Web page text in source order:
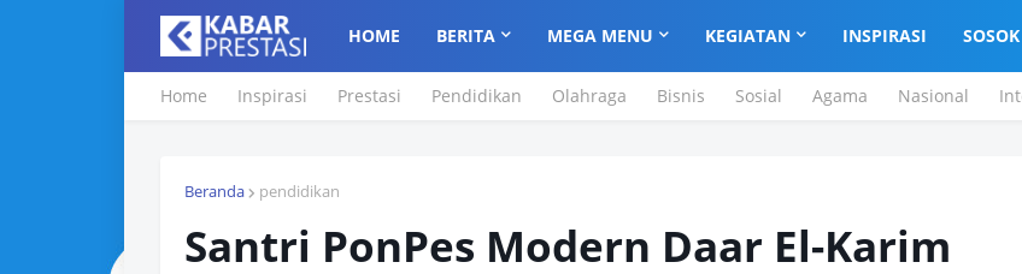
HOME BERITA MEGA MENU KEGIATAN INSPIRASI SOSOK
Home Inspirasi Prestasi Pendidikan Olahraga Bisnis Sosial Agama Nasional
Beranda pendidikan
Santri PonPes Modern Daar El-Karim